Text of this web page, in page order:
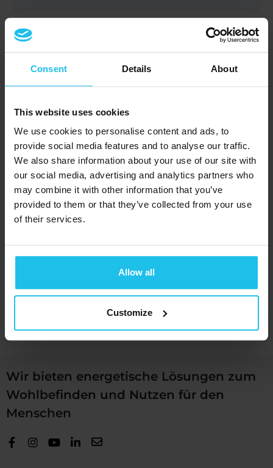
Consent Details About
This website uses cookies
We use cookies to personalise content and ads, to
provide social media features and to analyse our traffic.
We also share information about your use of our site with
our social media, advertising and analytics partners who
may combine it with other information that you’ve
provided to them or that they’ve collected from your use
of their services.
Allow all
Customize
Sie sind gespannt auf den Inhalt des
Intermediate Guide, haben aber noch
Fragen?
Nehmen Sie mit Susan Harms und
Margret Margretardottir an einem
KOSTENLOSEN Online-Webinar mit
Fragen und Antworten teil! Tauschen Sie
Ihre Fragen aus, verbessern Sie Ihr
Verständnis und vertiefen Sie Ihr Wissen.
Wir bieten energetische Lösungen zum
Wohlbefinden und Nutzen für den
Menschen